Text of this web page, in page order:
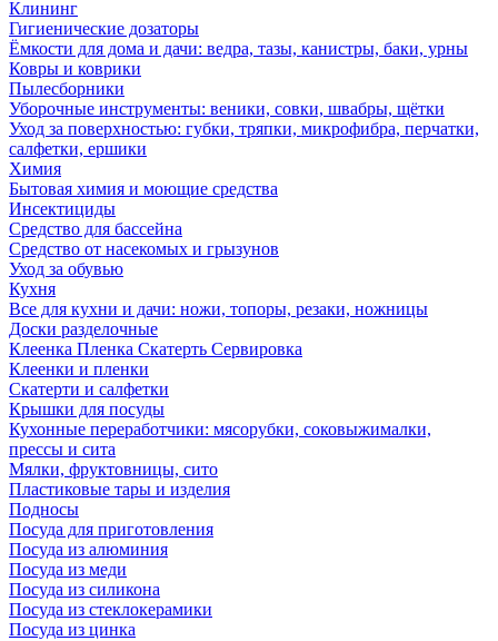
Клининг
Гигиенические дозаторы
Ёмкости для дома и дачи: ведра, тазы, канистры, баки, урны
Ковры и коврики
Пылесборники
Уборочные инструменты: веники, совки, швабры, щётки
Уход за поверхностью: губки, тряпки, микрофибра, перчатки,
салфетки, ершики
Химия
Бытовая химия и моющие средства
Инсектициды
Средство для бассейна
Средство от насекомых и грызунов
Уход за обувью
Кухня
Все для кухни и дачи: ножи, топоры, резаки, ножницы
Доски разделочные
Клеенка Пленка Скатерть Сервировка
Клеенки и пленки
Скатерти и салфетки
Крышки для посуды
Кухонные переработчики: мясорубки, соковыжималки,
прессы и сита
Мялки, фруктовницы, сито
Пластиковые тары и изделия
Подносы
Посуда для приготовления
Посуда из алюминия
Посуда из меди
Посуда из силикона
Посуда из стеклокерамики
Посуда из цинка